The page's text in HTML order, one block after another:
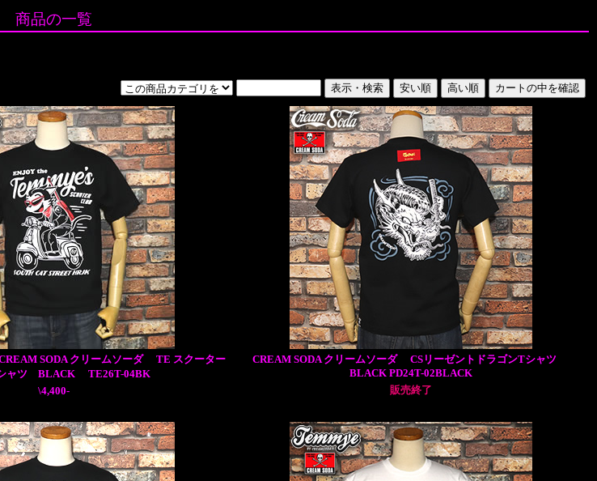
商品の一覧
SODA クリームソーダ TE スクーター
ャツ BLACK TE26T-04BK
\4,400-
CREAM SODA クリームソーダ CSリーゼントドラゴンTシャツ
BLACK PD24T-02BLACK
販売終了